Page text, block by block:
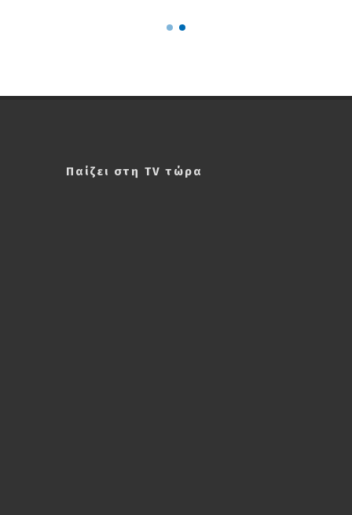
Παίζει στη TV τώρα